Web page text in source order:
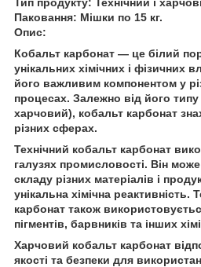
Паковання: Мішки по 15 кг.
Опис:
Кобальт карбонат — це білий
унікальних хімічних і фізичних
його важливим компонентом у
процесах. Залежно від його типу
харчовий), кобальт карбонат
різних сферах.
Технічний кобальт карбонат
галузях промисловості. Він
складу різних матеріалів і
унікальна хімічна реактивність.
карбонат також
пігментів, барвників та інших
Харчовий кобальт карбонат
якості та безпеки для